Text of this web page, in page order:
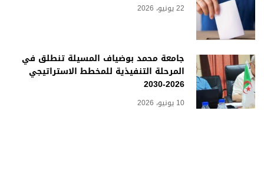
22 يونيو، 2026
جامعة محمد بوضياف المسيلة تنطلق في
المرحلة التنفيذية للمخطط الاستراتيجي
2026-2030
10 يونيو، 2026